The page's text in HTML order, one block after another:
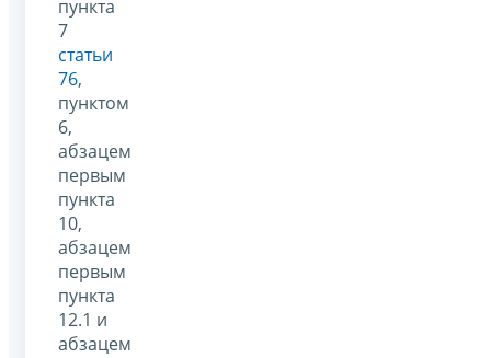
пункта
7
статьи
76,
пунктом
6,
абзацем
первым
пункта
10,
абзацем
первым
пункта
12.1 и
абзацем